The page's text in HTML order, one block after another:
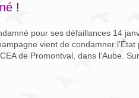
!
pour ses défaillances 14
vient de condamner
de Promontval, dans l’Aube.